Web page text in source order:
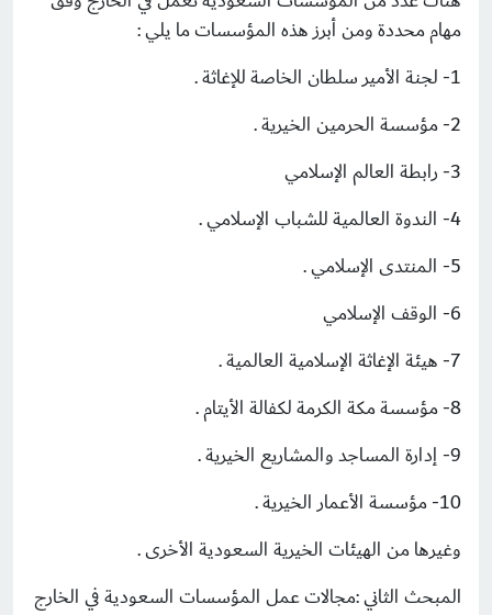
مهام محددة ومن أبرز هذه المؤسسات ما يلي :
1- لجنة الأمير سلطان الخاصة للإغاثة .
2- مؤسسة الحرمين الخيرية .
3- رابطة العالم الإسلامي
4- الندوة العالمية للشباب الإسلامي .
5- المنتدى الإسلامي .
6- الوقف الإسلامي
7- هيئة الإغاثة الإسلامية العالمية .
8- مؤسسة مكة الكرمة لكفالة الأيتام .
9- إدارة المساجد والمشاريع الخيرية .
10- مؤسسة الأعمار الخيرية .
وغيرها من الهيئات الخيرية السعودية الأخرى .
المبحث الثاني :مجالات عمل المؤسسات السعودية في الخارج